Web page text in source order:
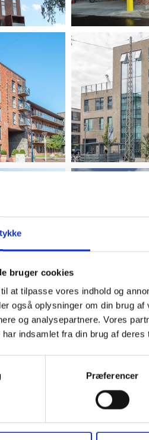
bruger cookies
at tilpasse vores indhold og
også oplysninger om din brug
og analysepartnere. Vores
indsamlet fra din brug af deres
Præferencer